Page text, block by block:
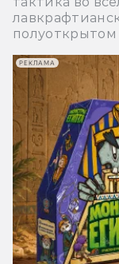
РЕКЛАМА